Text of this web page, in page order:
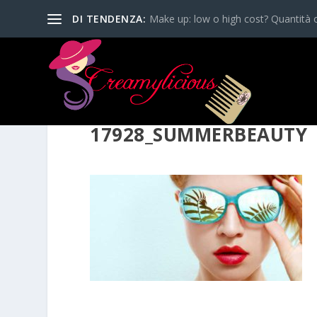
DI TENDENZA: Make up: low o high cost? Quantità
17928_SUMMERBEAUTY